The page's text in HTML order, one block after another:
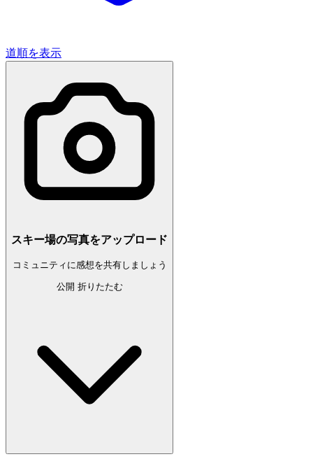
道順を表示
スキー場の写真をアップロード
コミュニティに感想を共有しましょう
公開 折りたたむ